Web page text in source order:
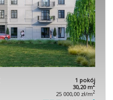
1 pokój
30,20 m2
25 000,00 zł/m2